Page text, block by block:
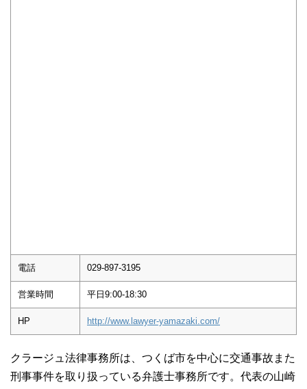
電話 029-897-3195
営業時間 平日9:00-18:30
HP http://www.lawyer-yamazaki.com/
クラージュ法律事務所は、つくば市を中心に交通事故また
刑事事件を取り扱っている弁護士事務所です。代表の山崎